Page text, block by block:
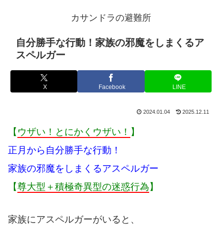
カサンドラの避難所
自分勝手な行動！家族の邪魔をしまくるア
スペルガー
X Facebook LINE
2024.01.04 2025.12.11
【 ウザい！とにかくウザい！ 】
正月から自分勝手な行動！
家族の邪魔をしまくるアスペルガー
【尊大型＋積極奇異型の迷惑行為】
家族にアスペルガーがいると、